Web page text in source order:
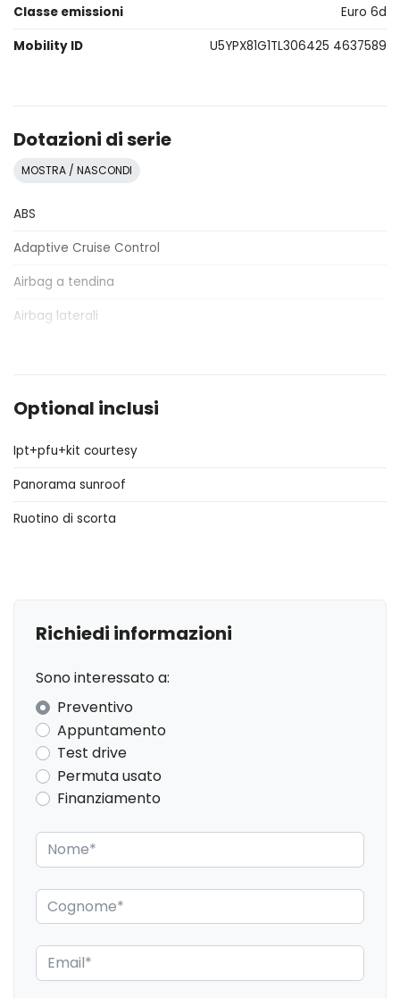
Classe emissioni
Euro 6d
Mobility ID
U5YPX81G1TL306425 4637589
Dotazioni di serie
MOSTRA / NASCONDI
ABS
Adaptive Cruise Control
Airbag a tendina
Airbag laterali
Alzacristalli elettrici anteriori e posteriori
Assistente al parcheggio
Assistente in discesa
Assistente per il rimorchio
Blind spot assistenza rilevamento angolo cieco
Cambio al volante
Cambio automatico
Cerchi in lega
ESC / Electronic Stability Control
Fari a led
Fari autoadattivi a led
Fari con accensione automatica
Optional inclusi
Ipt+pfu+kit courtesy
Panorama sunroof
Ruotino di scorta
Richiedi informazioni
Sono interessato a:
Preventivo
Appuntamento
Test drive
Permuta usato
Finanziamento